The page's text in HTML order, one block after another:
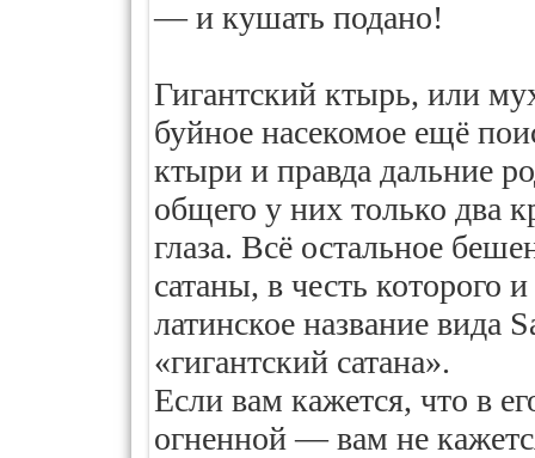
— и кушать подано!
Гигантский ктырь, или
буйное насекомое ещё
ктыри и правда дальние
общего у них только два
глаза. Всё остальное
сатаны, в честь которого
латинское название вида
«гигантский сатана».
Если вам кажется, что в
огненной — вам не